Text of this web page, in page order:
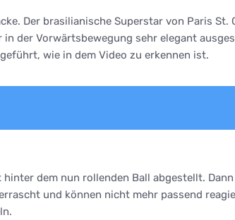
Der brasilianische Superstar von Paris
in der Vorwärtsbewegung sehr elegant
wie in dem Video zu erkennen ist.
dem nun rollenden Ball abgestellt.
und können nicht mehr passend